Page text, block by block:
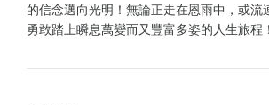
的信念邁向光明！無論正走在恩雨中，或流
勇敢踏上瞬息萬變而又豐富多姿的人生旅程！